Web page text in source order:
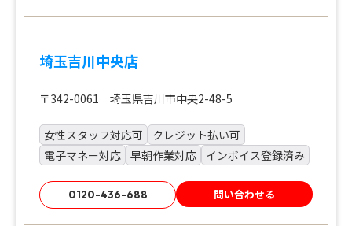
埼玉吉川中央店
〒342-0061 埼玉県吉川市中央2-48-5
女性スタッフ対応可
クレジット払い可
電子マネー対応 早朝作業対応 インボイス登録済み
0120-436-688 問い合わせる